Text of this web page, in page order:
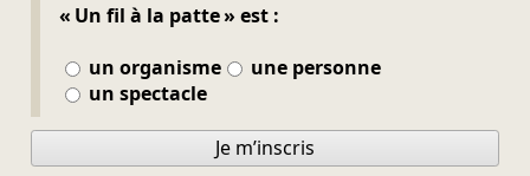
« Un fil à la patte » est :
un organisme
une personne
un spectacle
Je m’inscris